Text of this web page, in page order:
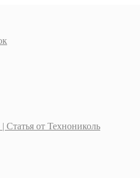
Статья от Технониколь